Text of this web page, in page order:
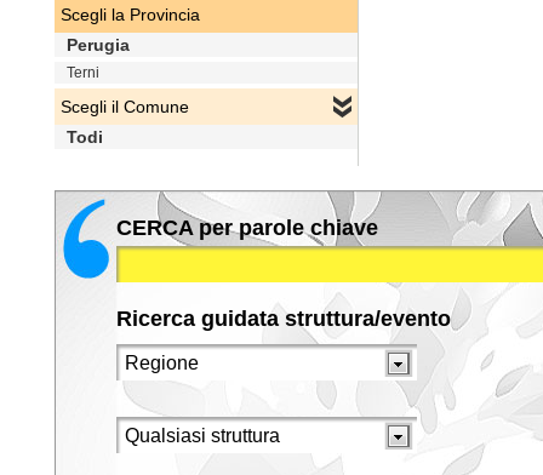
Scegli la Provincia
Perugia
Terni
Scegli il Comune
Todi
CERCA per parole chiave
Ricerca guidata struttura/evento